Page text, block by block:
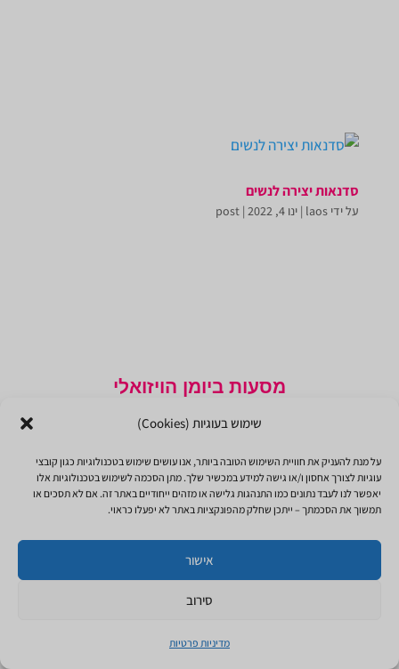
שימוש בעוגיות (Cookies)
על מנת להעניק את חוויית השימוש הטובה ביותר, אנו עושים שימוש בטכנולוגיות כגון קובצי
עוגיות לצורך אחסון ו/או גישה למידע במכשיר שלך. מתן הסכמה לשימוש בטכנולוגיות אלו
יאפשר לנו לעבד נתונים כמו התנהגות גלישה או מזהים ייחודיים באתר זה. אם לא תסכים או
תמשוך את הסכמתך – ייתכן שחלק מהפונקציות באתר לא יפעלו כראוי.
אישור
סירוב
מדיניות פרטיות
סדנאות יצירה לנשים
על ידי laos
| ינו 4, 2022 |
post
מסעות ביומן הויזואלי
ספר שהוא למעשה שלושה ספרים: ספר הדרכה
בעבודות יצירה יפהפיות של רקפת הדר וספר
מלא בתרגילים , ממש קורס בתוך ספר. מוזמנים
ללמוד על שבעת האלמנטים של היומן הויזואלי
ולהתחיל ליצור בעצמכם.